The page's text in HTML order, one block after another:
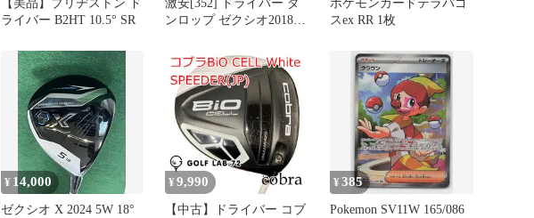
【美品】ブリヂストン ド
ライバー B2HT 10.5° SR
激安[352] ドライバー ダ
ンロップ ゼクシオ2018
Waena/SR/10.5■和歌山
ポケモンカードテラパゴ
スex RR 1枚
¥ 14,000
ゼクシオ X 2024 5W 18°
¥ 9,990
【中古】ドライバー コブ
¥385
Pokemon SV11W 165/086